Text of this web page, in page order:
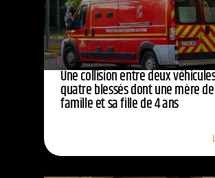
Une collision entre deux
quatre blessés dont une mère de
famille et sa fille de 4 ans